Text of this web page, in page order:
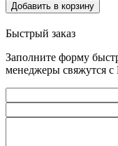
Добавить в корзину
Быстрый заказ
Заполните форму
менеджеры свяжутся